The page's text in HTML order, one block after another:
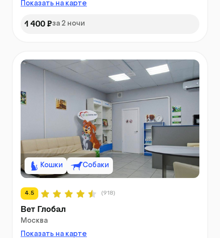
Показать на карте
1 400 ₽за 2 ночи
Кошки Собаки
4.5 (918)
Вет Глобал
Москва
Показать на карте